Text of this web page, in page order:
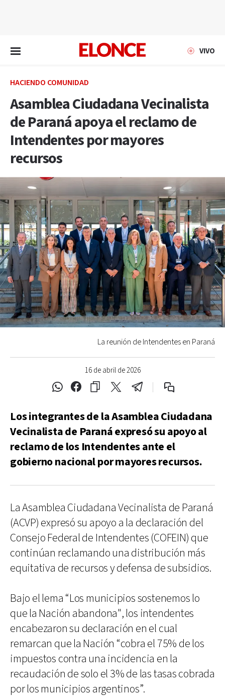
VIVO
HACIENDO COMUNIDAD
Asamblea Ciudadana Vecinalista
de Paraná apoya el reclamo de
Intendentes por mayores
recursos
16 de abril de 2026
La reunión de Intendentes en Paraná
Los integrantes de la Asamblea Ciudadana
Vecinalista de Paraná expresó su apoyo al
reclamo de los Intendentes ante el
gobierno nacional por mayores recursos.
La Asamblea Ciudadana Vecinalista de Paraná
(ACVP) expresó su apoyo a la declaración del
Consejo Federal de Intendentes (COFEIN) que
continúan reclamando una distribución más
equitativa de recursos y defensa de subsidios.
Bajo el lema “Los municipios sostenemos lo
que la Nación abandona", los intendentes
encabezaron su declaración en el cual
remarcan que la Nación “cobra el 75% de los
impuestos contra una incidencia en la
recaudación de solo el 3% de las tasas cobrada
por los municipios argentinos”.